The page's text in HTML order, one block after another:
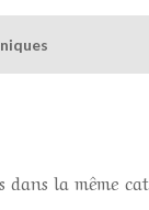
la même